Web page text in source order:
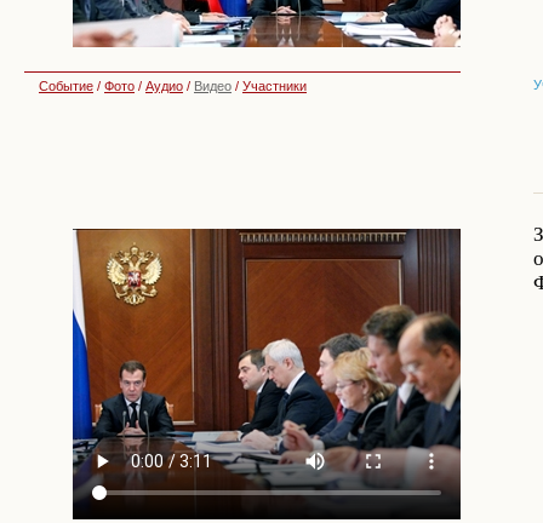
Событие / Фото / Аудио / Видео / Участники